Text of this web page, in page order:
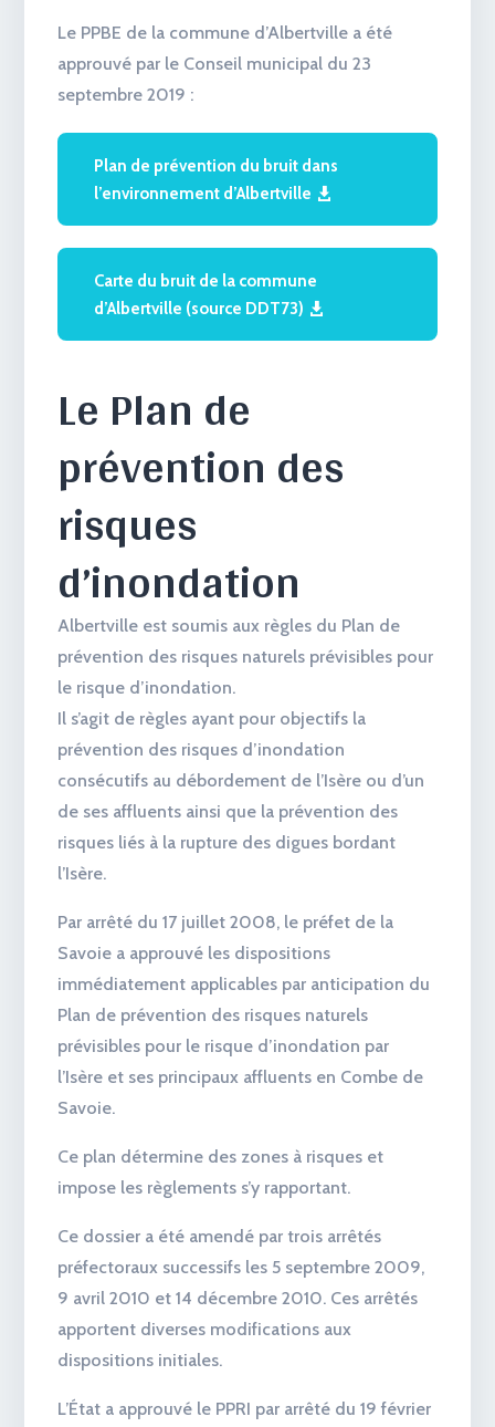
Le PPBE de la commune d’Albertville a été
approuvé par le Conseil municipal du 23
septembre 2019 :
Plan de prévention du bruit dans
l’environnement d’Albertville
Carte du bruit de la commune
d’Albertville (source DDT73)
Le Plan de
prévention des
risques
d’inondation
Albertville est soumis aux règles du Plan de
prévention des risques naturels prévisibles pour
le risque d’inondation.
Il s’agit de règles ayant pour objectifs la
prévention des risques d’inondation
consécutifs au débordement de l’Isère ou d’un
de ses affluents ainsi que la prévention des
risques liés à la rupture des digues bordant
l’Isère.
Par arrêté du 17 juillet 2008, le préfet de la
Savoie a approuvé les dispositions
immédiatement applicables par anticipation du
Plan de prévention des risques naturels
prévisibles pour le risque d’inondation par
l’Isère et ses principaux affluents en Combe de
Savoie.
Ce plan détermine des zones à risques et
impose les règlements s’y rapportant.
Ce dossier a été amendé par trois arrêtés
préfectoraux successifs les 5 septembre 2009,
9 avril 2010 et 14 décembre 2010. Ces arrêtés
apportent diverses modifications aux
dispositions initiales.
L’État a approuvé le PPRI par arrêté du 19 février